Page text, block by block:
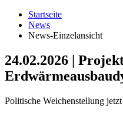
Startseite
News
News-Einzelansicht
24.02.2026 |
Politische Weichenstellung